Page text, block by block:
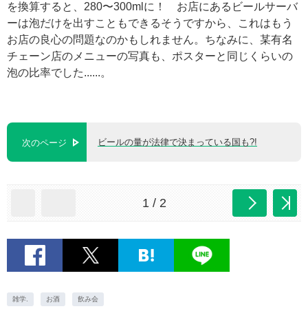
を換算すると、280〜300mlに！ お店にあるビールサーバ
ーは泡だけを出すこともできるそうですから、これはもう
お店の良心の問題なのかもしれません。ちなみに、某有名
チェーン店のメニューの写真も、ポスターと同じくらいの
泡の比率でした......。
次のページ ビールの量が法律で決まっている国も?!
1 / 2
雑学. お酒 飲み会